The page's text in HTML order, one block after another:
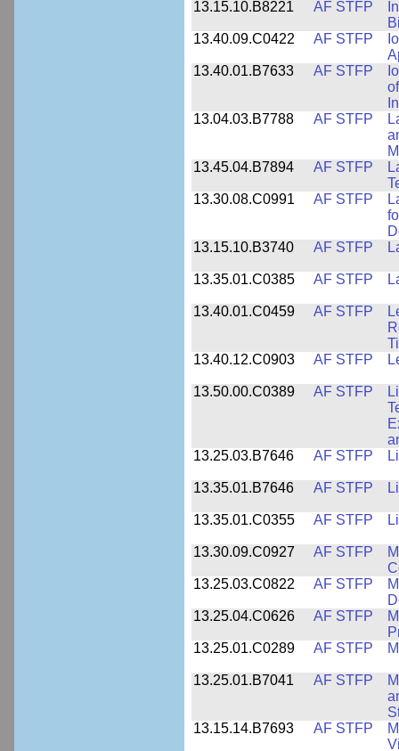
13.15.10.B8221
AF STFP
13.40.09.C0422
AF STFP
13.40.01.B7633
AF STFP
13.04.03.B7788
AF STFP
13.45.04.B7894
AF STFP
13.30.08.C0991
AF STFP
13.15.10.B3740
AF STFP
13.35.01.C0385 AF STFP
13.40.01.C0459 AF STFP
13.40.12.C0903
AF STFP
13.50.00.C0389 AF STFP
13.25.03.B7646
AF STFP
13.35.01.B7646 AF STFP
13.35.01.C0355 AF STFP
13.30.09.C0927 AF STFP
13.25.03.C0822
AF STFP
13.25.04.C0626
AF STFP
13.25.01.C0289
AF STFP
13.25.01.B7041 AF STFP
13.15.14.B7693
AF STFP